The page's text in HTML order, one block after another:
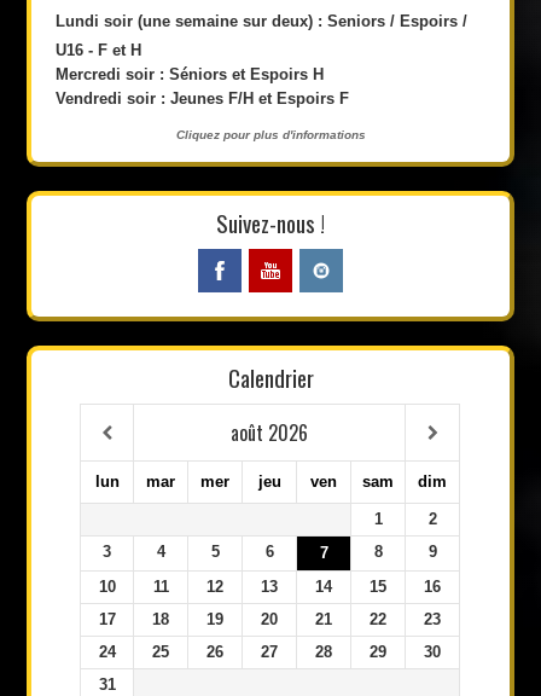
Lundi soir (une semaine sur deux) : Seniors / Espoirs /
U16 - F et H
Mercredi soir : Séniors et Espoirs H
Vendredi soir : Jeunes F/H et Espoirs F
Cliquez pour plus d'informations
Suivez-nous !
Calendrier
août 2026
lun mar mer jeu ven sam dim
1
2
3
4 5 6 7 8
9
10
11 12 13 14 15
16
17
18 19 20 21 22
23
24
25 26 27 28 29
30
31